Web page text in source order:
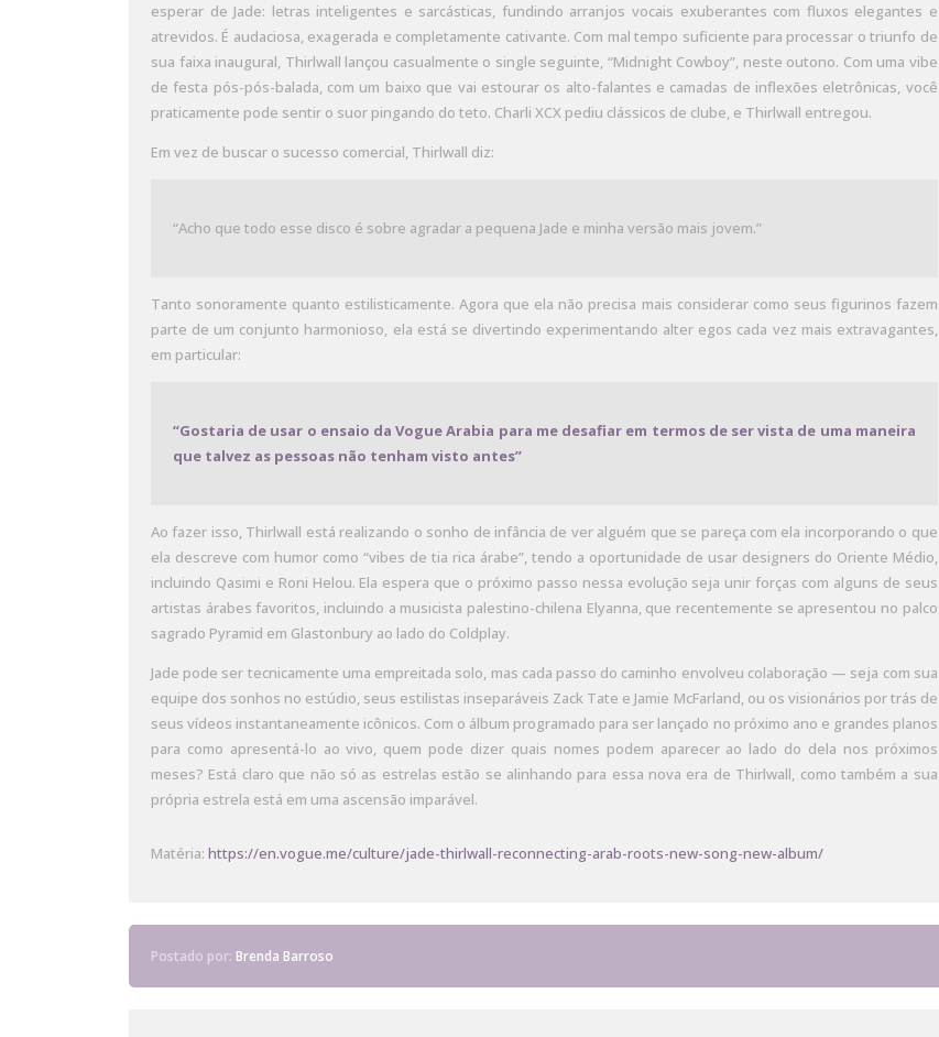
esperar de Jade: letras inteligentes e sarcásticas, fundindo arranjos vocais exuberantes com fluxos elegantes e
atrevidos. É audaciosa, exagerada e completamente cativante. Com mal tempo suficiente para processar o triunfo de
sua faixa inaugural, Thirlwall lançou casualmente o single seguinte, “Midnight Cowboy”, neste outono. Com uma vibe
de festa pós-pós-balada, com um baixo que vai estourar os alto-falantes e camadas de inflexões eletrônicas, você
praticamente pode sentir o suor pingando do teto. Charli XCX pediu clássicos de clube, e Thirlwall entregou.
Em vez de buscar o sucesso comercial, Thirlwall diz:
“Acho que todo esse disco é sobre agradar a pequena Jade e minha versão mais jovem.”
Tanto sonoramente quanto estilisticamente. Agora que ela não precisa mais considerar como seus figurinos fazem
parte de um conjunto harmonioso, ela está se divertindo experimentando alter egos cada vez mais extravagantes,
em particular:
“Gostaria de usar o ensaio da Vogue Arabia para me desafiar em termos de ser vista de uma maneira
que talvez as pessoas não tenham visto antes”
Ao fazer isso, Thirlwall está realizando o sonho de infância de ver alguém que se pareça com ela incorporando o que
ela descreve com humor como “vibes de tia rica árabe”, tendo a oportunidade de usar designers do Oriente Médio,
incluindo Qasimi e Roni Helou. Ela espera que o próximo passo nessa evolução seja unir forças com alguns de seus
artistas árabes favoritos, incluindo a musicista palestino-chilena Elyanna, que recentemente se apresentou no palco
sagrado Pyramid em Glastonbury ao lado do Coldplay.
Jade pode ser tecnicamente uma empreitada solo, mas cada passo do caminho envolveu colaboração — seja com sua
equipe dos sonhos no estúdio, seus estilistas inseparáveis Zack Tate e Jamie McFarland, ou os visionários por trás de
seus vídeos instantaneamente icônicos. Com o álbum programado para ser lançado no próximo ano e grandes planos
para como apresentá-lo ao vivo, quem pode dizer quais nomes podem aparecer ao lado do dela nos próximos
meses? Está claro que não só as estrelas estão se alinhando para essa nova era de Thirlwall, como também a sua
própria estrela está em uma ascensão imparável.
Matéria: https://en.vogue.me/culture/jade-thirlwall-reconnecting-arab-roots-new-song-new-album/
Postado por: Brenda Barroso